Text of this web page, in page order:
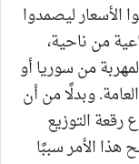
ليصمدوا
من ناحية،
من سوريا أو
وبدلًا من أن
التوزيع
هذا الأمر سببًا